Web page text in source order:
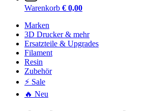
Warenkorb € 0,00
Marken
3D Drucker & mehr
Ersatzteile & Upgrades
Filament
Resin
Zubehör
⚡ Sale
🔥 Neu